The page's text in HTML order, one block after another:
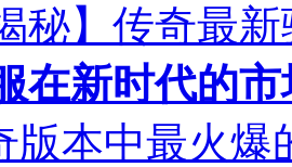
秘】传奇最
在新时代的
版本中最火